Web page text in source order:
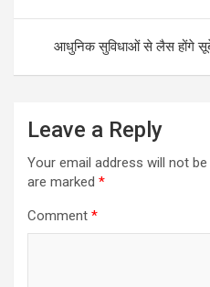
आधुनिक सुविधाओं से लैस होंगे
Leave a Reply
Your email address will not be
are marked *
Comment *